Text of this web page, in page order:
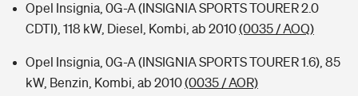
Opel Insignia, 0G-A (INSIGNIA SPORTS TOURER 2.0
CDTI), 118 kW, Diesel, Kombi, ab 2010(0035 / AOQ)
Opel Insignia, 0G-A (INSIGNIA SPORTS TOURER 1.6), 85
kW, Benzin, Kombi, ab 2010(0035 / AOR)